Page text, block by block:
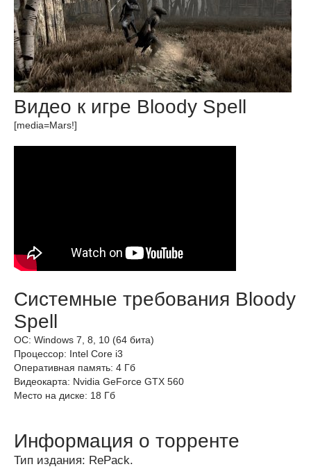
Видео к игре Bloody Spell
[media=Mars!]
Системные требования Bloody
Spell
ОС: Windows 7, 8, 10 (64 бита)
Процессор: Intel Core i3
Оперативная память: 4 Гб
Видеокарта: Nvidia GeForce GTX 560
Место на диске: 18 Гб
Информация о торренте
Тип издания: RePack.